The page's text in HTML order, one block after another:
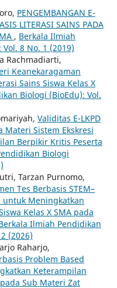
PENGEMBANGAN E-
LITERASI SAINS PADA
, Berkala Ilmiah
8 No. 1 (2019)
Rachmadiarti,
Keanekaragaman
Sains Siswa Kelas X
Biologi (BioEdu): Vol.
Validitas E-LKPD
Sistem Ekskresi
Berpikir Kritis Peserta
Biologi
Tarzan Purnomo,
Tes Berbasis STEM–
untuk Meningkatkan
Kelas X SMA pada
Ilmiah Pendidikan
(2026)
Raharjo,
Problem Based
Keterampilan
Sub Materi Zat